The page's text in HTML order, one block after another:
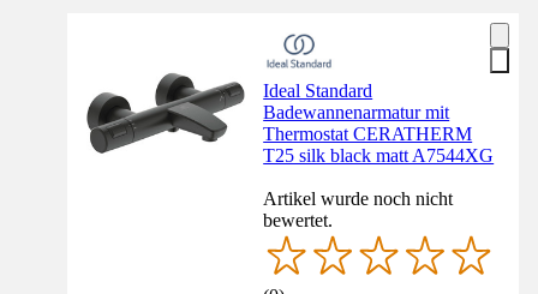
Ideal Standard
Badewannenarmatur mit
Thermostat CERATHERM
T25 silk black matt A7544XG
Artikel wurde noch nicht
bewertet.